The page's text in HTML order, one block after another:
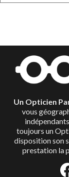
Un Opticien
vous
toujours un
disposition son
prestation la